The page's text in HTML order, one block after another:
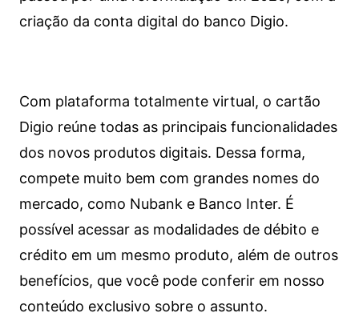
criação da conta digital do banco Digio.
Com plataforma totalmente virtual, o cartão
Digio reúne todas as principais funcionalidades
dos novos produtos digitais. Dessa forma,
compete muito bem com grandes nomes do
mercado, como Nubank e Banco Inter. É
possível acessar as modalidades de débito e
crédito em um mesmo produto, além de outros
benefícios, que você pode conferir em nosso
conteúdo exclusivo sobre o assunto.